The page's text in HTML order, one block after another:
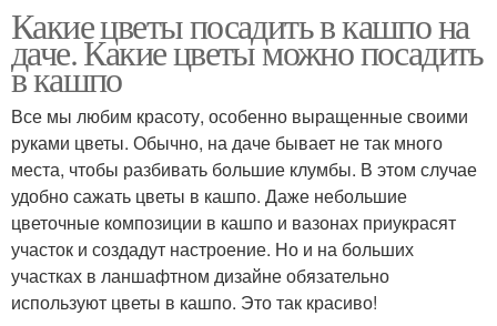
Какие цветы посадить в кашпо на
даче. Какие цветы можно посадить
в кашпо
Все мы любим красоту, особенно выращенные своими
руками цветы. Обычно, на даче бывает не так много
места, чтобы разбивать большие клумбы. В этом случае
удобно сажать цветы в кашпо. Даже небольшие
цветочные композиции в кашпо и вазонах приукрасят
участок и создадут настроение. Но и на больших
участках в ланшафтном дизайне обязательно
используют цветы в кашпо. Это так красиво!